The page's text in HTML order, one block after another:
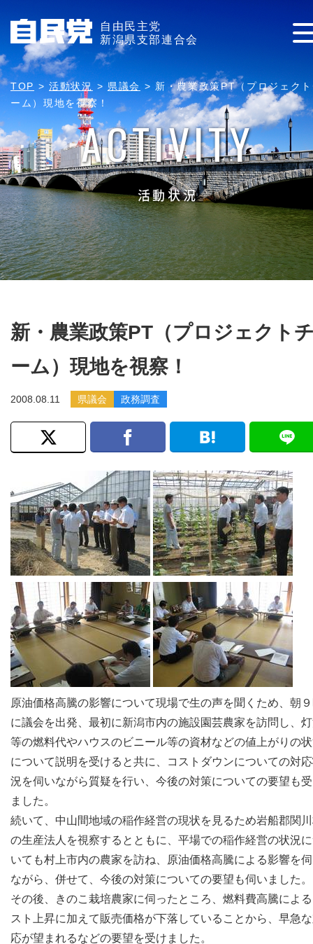
自由民主党
新潟県支部連合会
TOP >活動状況 > 県議会 >新・農業政策PT（プロジェク
ーム）現地を視察！
ACTIVITY
活動状況
新・農業政策PT（プロジェクト
ーム）現地を視察！
2008.08.11 県議会 政務調査
原油価格高騰の影響について現場で生の声を聞くため、朝
に議会を出発、最初に新潟市内の施設園芸農家を訪問し、
等の燃料代やハウスのビニール等の資材などの値上がりの
について説明を受けると共に、コストダウンについての対
況を伺いながら質疑を行い、今後の対策についての要望も
ました。
続いて、中山間地域の稲作経営の現状を見るため岩船郡関
の生産法人を視察するとともに、平場での稲作経営の状況
いても村上市内の農家を訪ね、原油価格高騰による影響を
ながら、併せて、今後の対策についての要望も伺いました。
その後、きのこ栽培農家に伺ったところ、燃料費高騰によ
スト上昇に加えて販売価格が下落していることから、早急
応が望まれるなどの要望を受けました。